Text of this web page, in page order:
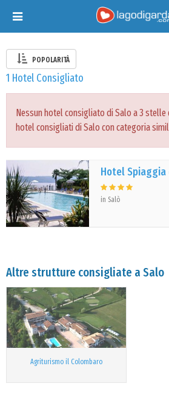
Toggle
navigation
POPOLARITÀ
1 Hotel Consigliato
Nessun hotel consigliato di Salo a 3 stelle
hotel consigliati di Salo con categoria
Hotel Spiaggia
in Salò
Altre strutture consigliate a Salo
Agriturismo il Colombaro